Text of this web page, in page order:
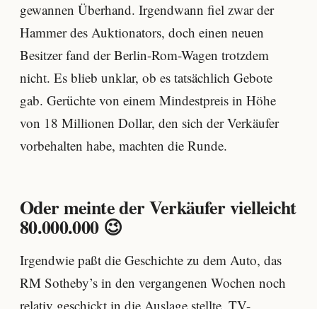
gewannen Überhand. Irgendwann fiel zwar der
Hammer des Auktionators, doch einen neuen
Besitzer fand der Berlin-Rom-Wagen trotzdem
nicht. Es blieb unklar, ob es tatsächlich Gebote
gab. Gerüchte von einem Mindestpreis in Höhe
von 18 Millionen Dollar, den sich der Verkäufer
vorbehalten habe, machten die Runde.
Oder meinte der Verkäufer vielleicht
80.000.000 😉
Irgendwie paßt die Geschichte zu dem Auto, das
RM Sotheby’s in den vergangenen Wochen noch
relativ geschickt in die Auslage stellte. TV-